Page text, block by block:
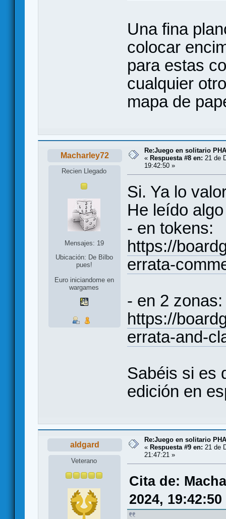
Una fina
colocar
para estas
cualquier
mapa de
Macharley72
Recien Llegado
Mensajes: 19
Ubicación: De Bilbo
pues!
Euro iniciandome en
wargames
Re:Juego en solitario
« Respuesta #8 en: 21 de
19:42:50 »
Si. Ya lo
He leído
- en tokens:
https://
errata-
- en 2 zonas:
https://
errata-and-
Sabéis si es
edición en
aldgard
Veterano
Re:Juego en solitario
« Respuesta #9 en: 21 de
21:47:21 »
Cita de:
2024, 19:42:50